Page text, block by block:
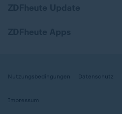
Nutzungsbedingungen Datenschutz
Impressum